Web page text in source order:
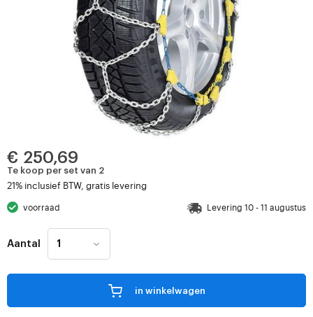
€ 250,69
Te koop per set van 2
21% inclusief BTW, gratis levering
voorraad Levering 10 - 11 augustus
Aantal
in winkelwagen